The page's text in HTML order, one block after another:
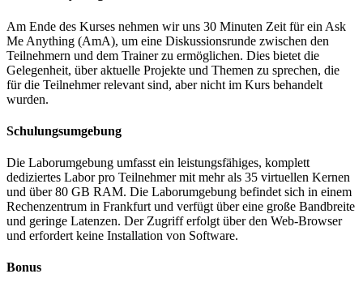
Am Ende des Kurses nehmen wir uns 30 Minuten Zeit für ein Ask
Me Anything (AmA), um eine Diskussionsrunde zwischen den
Teilnehmern und dem Trainer zu ermöglichen. Dies bietet die
Gelegenheit, über aktuelle Projekte und Themen zu sprechen, die
für die Teilnehmer relevant sind, aber nicht im Kurs behandelt
wurden.
Schulungsumgebung
Die Laborumgebung umfasst ein leistungsfähiges, komplett
dediziertes Labor pro Teilnehmer mit mehr als 35 virtuellen Kernen
und über 80 GB RAM. Die Laborumgebung befindet sich in einem
Rechenzentrum in Frankfurt und verfügt über eine große Bandbreite
und geringe Latenzen. Der Zugriff erfolgt über den Web-Browser
und erfordert keine Installation von Software.
Bonus